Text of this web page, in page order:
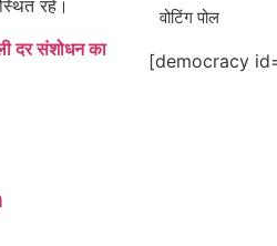
रहे।
दर संशोधन का
वोटिंग पोल
[democracy